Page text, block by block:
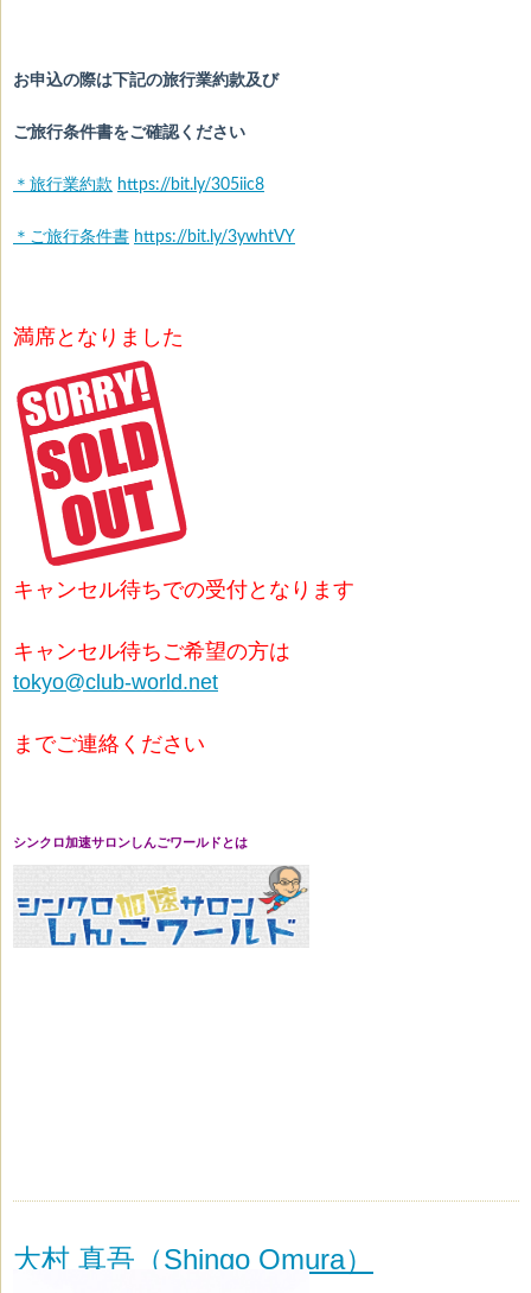
お申込の際は下記の旅行業約款及び
ご旅行条件書をご確認ください
＊旅行業約款 https://bit.ly/305iic8
＊ご旅行条件書 https://bit.ly/3ywhtVY
満席となりました
キャンセル待ちでの受付となります
キャンセル待ちご希望の方は
tokyo@club-world.net
までご連絡ください
シンクロ加速サロンしんごワールドとは
大村 真吾（Shingo Omura）